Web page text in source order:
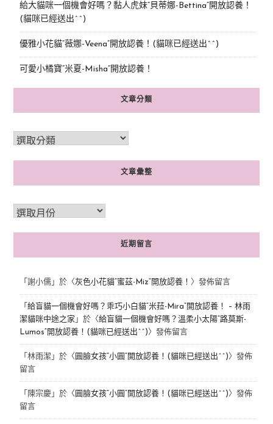
給大貓咪一個機會好嗎？黏人虎妹“貝蒂娜-Bettina”開放認養！
(貓咪已經送出^^)
優雅小花貓“薇娜-Veena”開放認養！(貓咪已經送出^^)
可愛小橘寶”米夏-Misha”開放認養！
文章分類
文章彙整
近期留言
「 謝小儒」於〈灰色小花貓“蜜茲-Miz”開放認養！ 〉發佈留言
「 給盲貓一個機會好嗎？乖巧小白貓“米菈-Mira”開放認養！ – 林雨
潔貓咪中途之家 」於〈給盲貓一個機會好嗎？溫柔小太陽“路莫斯-
Lumos”開放認養！(貓咪已經送出^^)〉發佈留言
「 林雨潔 」於〈 圓臉女孩“小圓”開放認養！(貓咪已經送出^^)〉發佈
留言
「 陳宗慶」於〈 圓臉女孩“小圓”開放認養！(貓咪已經送出^^)〉發佈
留言